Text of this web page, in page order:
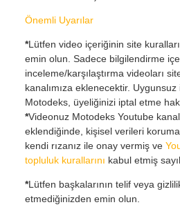
Önemli Uyarılar
*Lütfen video içeriğinin site
emin olun. Sadece bilgilendirme
inceleme/karşılaştırma videoları
kanalımıza eklenecektir.
Motodeks, üyeliğinizi iptal etme
*Videonuz Motodeks Youtube
eklendiğinde, kişisel verileri
kendi rızanız ile onay vermiş ve
topluluk kurallarını kabul etmiş
*Lütfen başkalarının telif veya
etmediğinizden emin olun.